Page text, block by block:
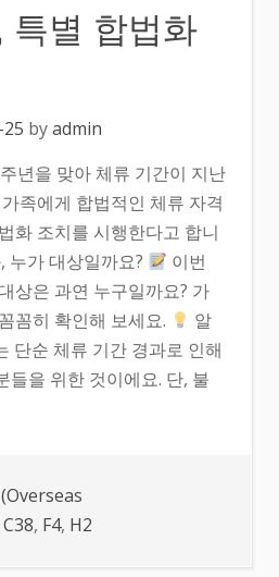
특별 합법화
byadmin
년을 맞아 체류 기간이 지난
족에게 합법적인 체류 자격
화 조치를 시행한다고 합니
누가 대상일까요?
이번
상은 과연 누구일까요? 가
꼼히 확인해 보세요.
알
단순 체류 기간 경과로 인해
들을 위한 것이에요. 단, 불
C38, F4, H2